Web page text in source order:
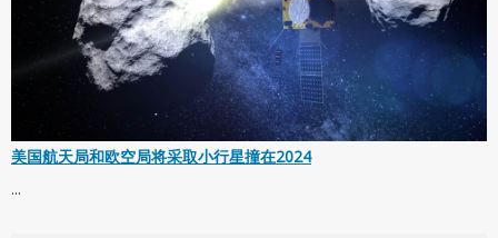
美国航天局和欧空局将采取小行星撞在2024
...